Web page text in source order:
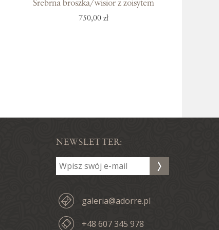
Srebrna broszka/wisior z zoisytem
750,00 zł
NEWSLETTER:
galeria@adorre.pl
+48 607 345 978